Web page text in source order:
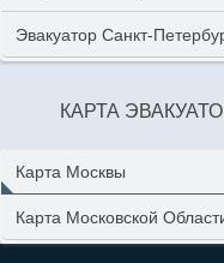
Эвакуатор Санкт-
КАРТА
Карта Москвы
Карта Московской